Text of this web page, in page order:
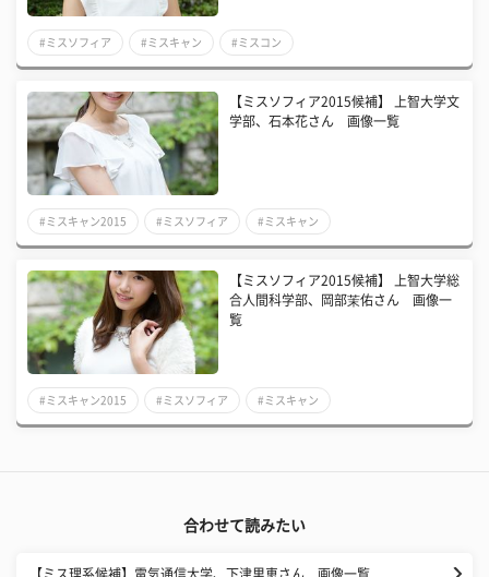
#ミスソフィア #ミスキャン #ミスコン
【ミスソフィア2015候補】 上智大学文
学部、石本花さん 画像一覧
#ミスキャン2015 #ミスソフィア #ミスキャン
【ミスソフィア2015候補】 上智大学総
合人間科学部、岡部茉佑さん 画像一
覧
#ミスキャン2015 #ミスソフィア #ミスキャン
合わせて読みたい
【ミス理系候補】電気通信大学、下津里恵さん 画像一覧